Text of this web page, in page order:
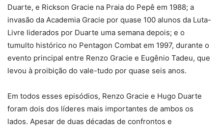
Duarte, e Rickson Gracie na Praia do Pepê em 1988; a
invasão da Academia Gracie por quase 100 alunos da Luta-
Livre liderados por Duarte uma semana depois; e o
tumulto histórico no Pentagon Combat em 1997, durante o
evento principal entre Renzo Gracie e Eugênio Tadeu, que
levou à proibição do vale-tudo por quase seis anos.
Em todos esses episódios, Renzo Gracie e Hugo Duarte
foram dois dos líderes mais importantes de ambos os
lados. Apesar de duas décadas de confrontos e